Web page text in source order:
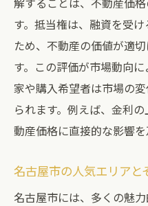
す。抵当権は、融資を受
ため、不動産の価値が適
す。この評価が市場動向
家や購入希望者は市場の
られます。例えば、金利
動産価格に直接的な影響を
名古屋市の人気エリアと
名古屋市には、多くの魅